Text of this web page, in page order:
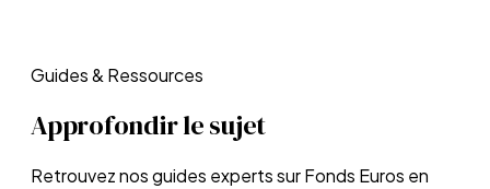
Guides & Ressources
Approfondir le sujet
Retrouvez nos guides experts surFonds Euros en